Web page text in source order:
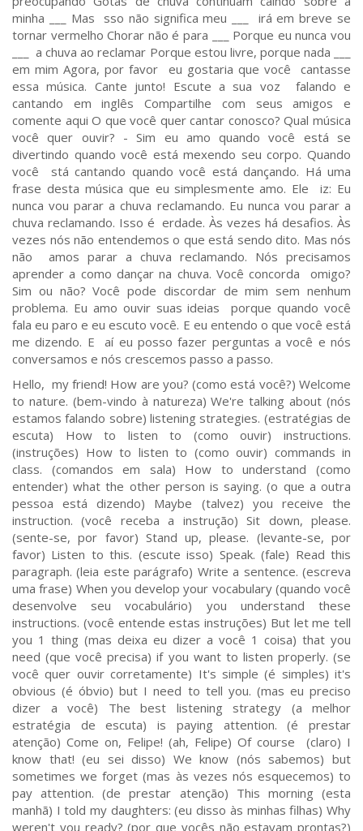
minha ___ Mas sso não significa meu ___ irá em breve se
tornar vermelho Chorar não é para ___ Porque eu nunca vou
___ a chuva ao reclamar Porque estou livre, porque nada ___
em mim Agora, por favor eu gostaria que você cantasse
essa música. Cante junto! Escute a sua voz falando e
cantando em inglês Compartilhe com seus amigos e
comente aqui O que você quer cantar conosco? Qual música
você quer ouvir? - Sim eu amo quando você está se
divertindo quando você está mexendo seu corpo. Quando
você stá cantando quando você está dançando. Há uma
frase desta música que eu simplesmente amo. Ele iz: Eu
nunca vou parar a chuva reclamando. Eu nunca vou parar a
chuva reclamando. Isso é erdade. Às vezes há desafios. Às
vezes nós não entendemos o que está sendo dito. Mas nós
não amos parar a chuva reclamando. Nós precisamos
aprender a como dançar na chuva. Você concorda omigo?
Sim ou não? Você pode discordar de mim sem nenhum
problema. Eu amo ouvir suas ideias porque quando você
fala eu paro e eu escuto você. E eu entendo o que você está
me dizendo. E aí eu posso fazer perguntas a você e nós
conversamos e nós crescemos passo a passo.
Hello, my friend! How are you? (como está você?) Welcome
to nature. (bem-vindo à natureza) We're talking about (nós
estamos falando sobre) listening strategies. (estratégias de
escuta) How to listen to (como ouvir) instructions.
(instruções) How to listen to (como ouvir) commands in
class. (comandos em sala) How to understand (como
entender) what the other person is saying. (o que a outra
pessoa está dizendo) Maybe (talvez) you receive the
instruction. (você receba a instrução) Sit down, please.
(sente-se, por favor) Stand up, please. (levante-se, por
favor) Listen to this. (escute isso) Speak. (fale) Read this
paragraph. (leia este parágrafo) Write a sentence. (escreva
uma frase) When you develop your vocabulary (quando você
desenvolve seu vocabulário) you understand these
instructions. (você entende estas instruções) But let me tell
you 1 thing (mas deixa eu dizer a você 1 coisa) that you
need (que você precisa) if you want to listen properly. (se
você quer ouvir corretamente) It's simple (é simples) it's
obvious (é óbvio) but I need to tell you. (mas eu preciso
dizer a você) The best listening strategy (a melhor
estratégia de escuta) is paying attention. (é prestar
atenção) Come on, Felipe! (ah, Felipe) Of course (claro) I
know that! (eu sei disso) We know (nós sabemos) but
sometimes we forget (mas às vezes nós esquecemos) to
pay attention. (de prestar atenção) This morning (esta
manhã) I told my daughters: (eu disso às minhas filhas) Why
weren't you ready? (por que vocês não estavam prontas?)